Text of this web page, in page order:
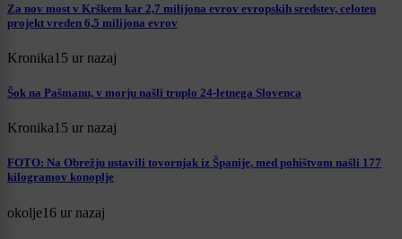
Za nov most v Krškem kar 2,7 milijona evrov evropskih sredstev, celoten
projekt vreden 6,5 milijona evrov
Kronika15 ur nazaj
Šok na Pašmanu, v morju našli truplo 24-letnega Slovenca
Kronika15 ur nazaj
FOTO: Na Obrežju ustavili tovornjak iz Španije, med pohištvom našli 177
kilogramov konoplje
okolje16 ur nazaj